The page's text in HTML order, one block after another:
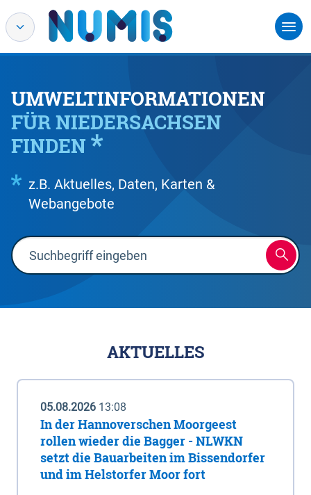
UMWELTINFORMATIONEN
FÜR NIEDERSACHSEN
FINDEN
z.B. Aktuelles, Daten, Karten &
Webangebote
AKTUELLES
05.08.2026 13:08
In der Hannoverschen Moorgeest
rollen wieder die Bagger - NLWKN
setzt die Bauarbeiten im Bissendorfer
und im Helstorfer Moor fort